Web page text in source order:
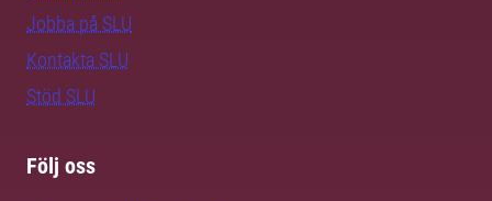
Jobba på SLU
Kontakta SLU
Stöd SLU
Följ oss